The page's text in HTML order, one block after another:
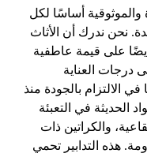
والموثوقية أساسًا لكل
نحن ندرك أن الأثاث
على قيمة عاطفية
درجات العناية
الالتزام بالجودة منذ
الحديثة في التعبئة
والكراتين ذات
هذه التدابير تحمي